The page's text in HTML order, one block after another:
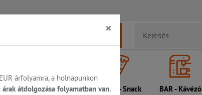
Mosogatás HENDI - Snack BAR - Kávézó
×
árfolyamra, a holnapunkon
árak átdolgozása folyamatban van.